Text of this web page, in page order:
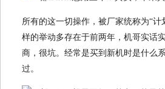
所有的这一切操作，被厂家统称为“计
样的举动多存在于前两年，机哥实话
商，很坑。经常是买到新机时是什么
过。